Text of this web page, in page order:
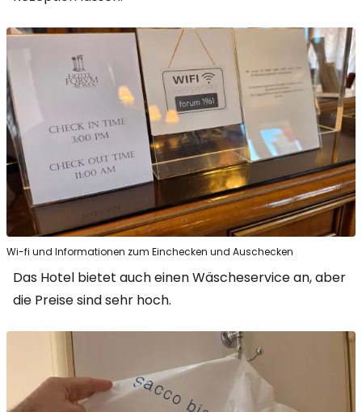
Wi-fi und Informationen zum Einchecken und Auschecken
Das Hotel bietet auch einen Wäscheservice an, aber
die Preise sind sehr hoch.